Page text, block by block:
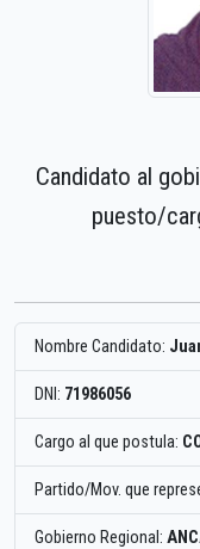
Candidato al
puesto/
Nombre Candidato:
DNI: 71986056
Cargo al que postula:
Partido/Mov. que
Gobierno Regional: